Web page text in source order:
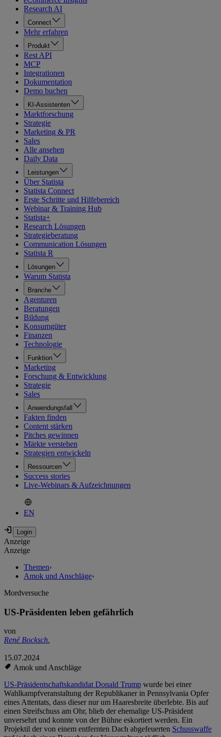
Research AI
Connect
Mehr erfahren
Produkt
Rest API
MCP
Integrationen
Dokumentation
Demo buchen
KI-Assistenten
Marktforschung
Strategie
Marketing & PR
Sales
Alle ansehen
Daily Data
Leistungen
Über Statista
Statista Connect
Erste Schritte und Hilfebereich
Webinar & Training Hub
Statista+
Research Lösungen
Strategieberatung
Communication Lösungen
Statista R
Lösungen
Warum Statista
Branche
Agenturen
Beratungen
Bildung
Konsumgüter
Finanzen
Technologie
Funktion
Marketing
Forschung & Entwicklung
Strategie
Sales
Anwendungsfall
Fakten finden
Content stärken
Pitches gewinnen
Märkte verstehen
Strategien entwickeln
Ressourcen
Success stories
Live-Webinars & Aufzeichnungen
EN
Anzeige
Anzeige
Themen›
Amok und Anschläge›
Mordversuche
US-Präsidenten leben gefährlich
von
René Bocksch,
15.07.2024
Amok und Anschläge
US-Präsidentschaftskandidat Donald Trump wurde bei einer
Wahlkampfveranstaltung der Republikaner in Pennsylvania Opfer
eines Attentats, dass dieser nur um Haaresbreite überlebte. Bis auf
einen Streifschuss am Ohr, blieb der ehemalige US-Präsident
unversehrt und konnte von der Bühne eskortiert werden. Ein
Projektil der von einem entfernten Dach abgefeuerten Schusswaffe